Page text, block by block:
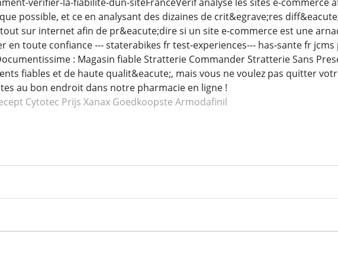
possible, et ce en analysant des dizaines de crit&egrave;res
sur internet afin de pr&eacute;dire si un site e-commerce est une
en toute confiance --- staterabikes fr test-experiences--- has-sante fr jcms
: Magasin fiable Stratterie Commander Stratterie Sans
fiables et de haute qualit&eacute;, mais vous ne voulez pas quitter
au bon endroit dans notre pharmacie en ligne !
Cytotec Prijs Xanax Goedkoopste Armodafinil